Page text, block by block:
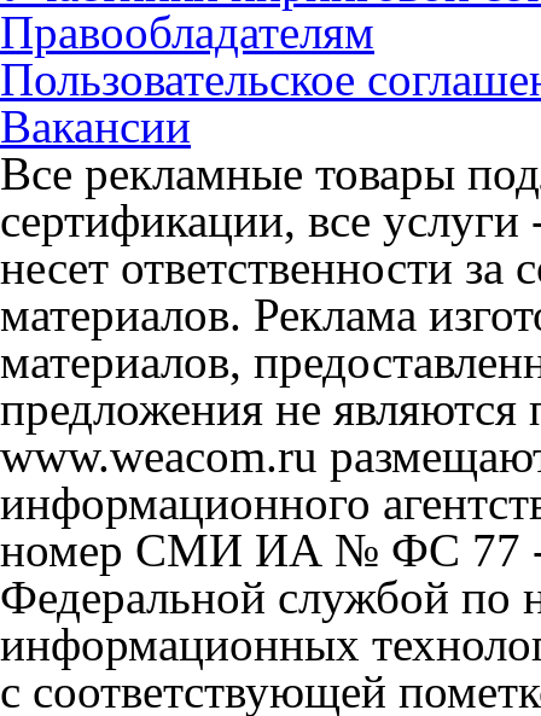
Правообладателям
Пользовательское
Вакансии
Все рекламные товары
сертификации, все
несет ответственности
материалов. Реклама
материалов,
предложения не
www.weacom.ru
информационного
номер СМИ ИА № ФС 77 -
Федеральной службой по
информационных
с соответствующей